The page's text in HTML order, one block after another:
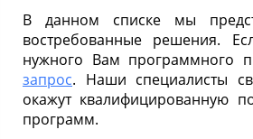
В данном списке мы
востребованные решения.
нужного Вам программного
запрос. Наши специалисты
окажут квалифицированную
программ.